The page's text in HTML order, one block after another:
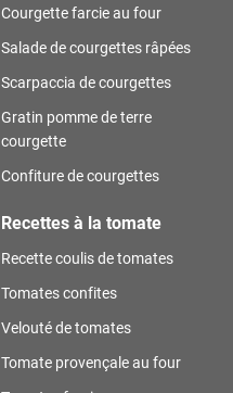
Courgette farcie au four
Salade de courgettes râpées
Scarpaccia de courgettes
Gratin pomme de terre
courgette
Confiture de courgettes
Recettes à la tomate
Recette coulis de tomates
Tomates confites
Velouté de tomates
Tomate provençale au four